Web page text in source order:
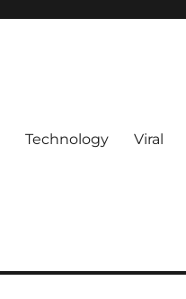
Technology Viral